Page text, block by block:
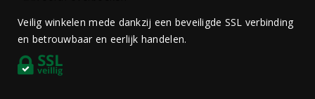
Veilig winkelen mede dankzij een beveiligde SSL verbinding
en betrouwbaar en eerlijk handelen.